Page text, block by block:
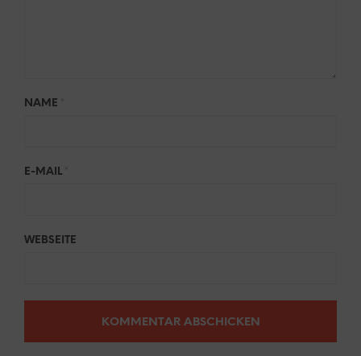
NAME
E-MAIL
WEBSEITE